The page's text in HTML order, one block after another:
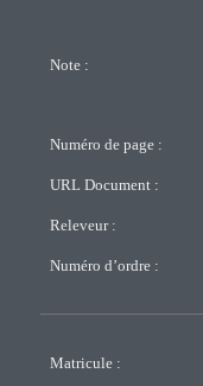
Note :
Numéro de page :
URL Document :
Releveur :
Numéro d’ordre :
Matricule :